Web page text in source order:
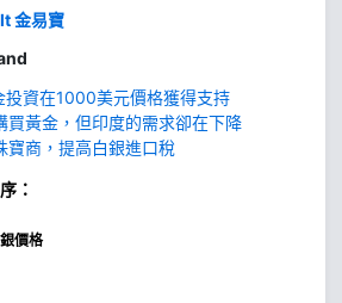
金易寶
資在1000美元價格獲得支持
買黃金，但印度的需求卻在下降
寶商，提高白銀進口稅
：
價格